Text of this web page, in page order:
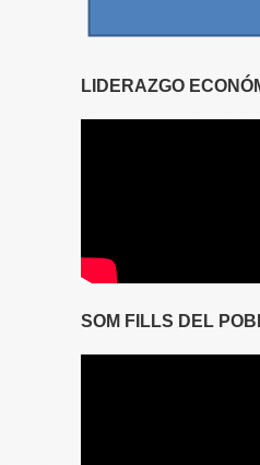
LIDERAZGO
SOM FILLS DEL